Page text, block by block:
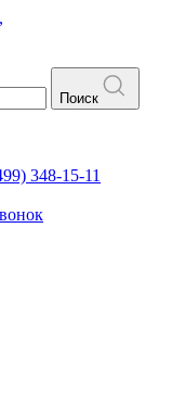
Поиск
348-15-11